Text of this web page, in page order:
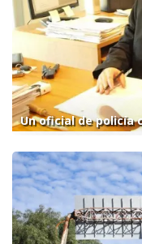
Un oficial de policía